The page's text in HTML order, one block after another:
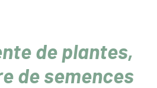
de plantes,
de semences